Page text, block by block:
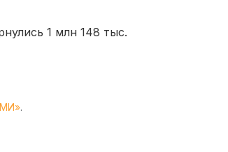
1 млн 148 тыс.
.